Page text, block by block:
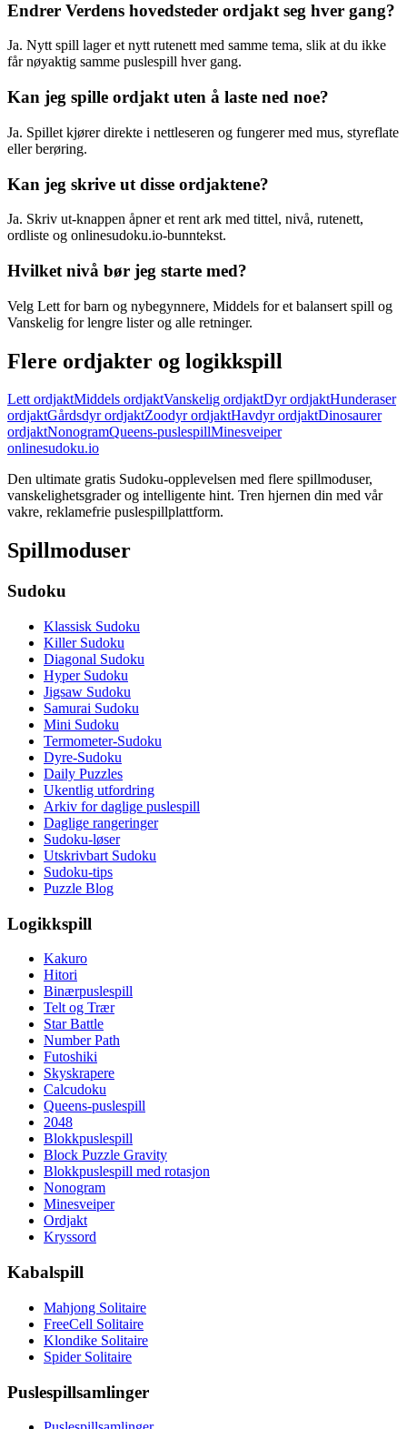
Endrer Verdens hovedsteder ordjakt seg hver gang?
Ja. Nytt spill lager et nytt rutenett med samme tema, slik at du ikke
får nøyaktig samme puslespill hver gang.
Kan jeg spille ordjakt uten å laste ned noe?
Ja. Spillet kjører direkte i nettleseren og fungerer med mus, styreflate
eller berøring.
Kan jeg skrive ut disse ordjaktene?
Ja. Skriv ut-knappen åpner et rent ark med tittel, nivå, rutenett,
ordliste og onlinesudoku.io-bunntekst.
Hvilket nivå bør jeg starte med?
Velg Lett for barn og nybegynnere, Middels for et balansert spill og
Vanskelig for lengre lister og alle retninger.
Flere ordjakter og logikkspill
Lett ordjaktMiddels ordjaktVanskelig ordjaktDyr ordjaktHunderaser
ordjaktGårdsdyr ordjaktZoodyr ordjaktHavdyr ordjaktDinosaurer
ordjaktNonogramQueens-puslespillMinesveiper
onlinesudoku.io
Den ultimate gratis Sudoku-opplevelsen med flere spillmoduser,
vanskelighetsgrader og intelligente hint. Tren hjernen din med vår
vakre, reklamefrie puslespillplattform.
Spillmoduser
Sudoku
Klassisk Sudoku
Killer Sudoku
Diagonal Sudoku
Hyper Sudoku
Jigsaw Sudoku
Samurai Sudoku
Mini Sudoku
Termometer-Sudoku
Dyre-Sudoku
Daily Puzzles
Ukentlig utfordring
Arkiv for daglige puslespill
Daglige rangeringer
Sudoku-løser
Utskrivbart Sudoku
Sudoku-tips
Puzzle Blog
Logikkspill
Kakuro
Hitori
Binærpuslespill
Telt og Trær
Star Battle
Number Path
Futoshiki
Skyskrapere
Calcudoku
Queens-puslespill
2048
Blokkpuslespill
Block Puzzle Gravity
Blokkpuslespill med rotasjon
Nonogram
Minesveiper
Ordjakt
Kryssord
Kabalspill
Mahjong Solitaire
FreeCell Solitaire
Klondike Solitaire
Spider Solitaire
Puslespillsamlinger